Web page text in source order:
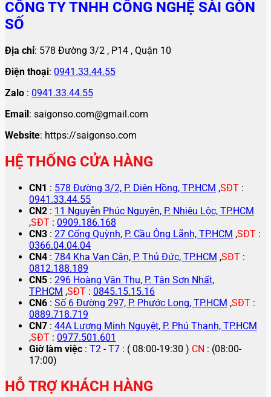
CÔNG TY TNHH CÔNG NGHỆ SÀI GÒN
SỐ
Địa chỉ: 578 Đường 3/2 , P14 , Quận 10
Điện thoại: 0941.33.44.55
Zalo : 0941.33.44.55
Email: saigonso.com@gmail.com
Website: https://saigonso.com
HỆ THỐNG CỬA HÀNG
CN1 : 578 Đường 3/2, P. Diên Hồng, TP.HCM ,SĐT :
0941.33.44.55
CN2 : 11 Nguyễn Phúc Nguyên, P. Nhiêu Lộc, TP.HCM
,SĐT : 0909.186.168
CN3 : 27 Cống Quỳnh, P. Cầu Ông Lãnh, TP.HCM ,SĐT :
0366.04.04.04
CN4 : 784 Kha Vạn Cân, P. Thủ Đức, TP.HCM ,SĐT :
0812.188.189
CN5 : 296 Hoàng Văn Thụ, P. Tân Sơn Nhất,
TP.HCM ,SĐT : 0845.15.15.16
CN6 : Số 6 Đường 297, P. Phước Long, TP.HCM ,SĐT :
0889.718.719
CN7 : 44A Lương Minh Nguyệt, P. Phú Thạnh, TP.HCM
,SĐT : 0977.501.601
Giờ làm việc : T2 - T7 : ( 08:00-19:30 ) CN : (08:00-
17:00)
HỖ TRỢ KHÁCH HÀNG